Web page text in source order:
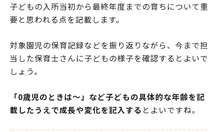
子どもの入所当初から最終年度までの育ちについて重
要と思われる点を記載します。
対象園児の保育記録などを振り返りながら、今まで担
当した保育士さんに子どもの様子を確認するとよいで
しょう。
「0歳児のときは～」など子どもの具体的な年齢を記
載したうえで成長や変化を記入する とよいですね。